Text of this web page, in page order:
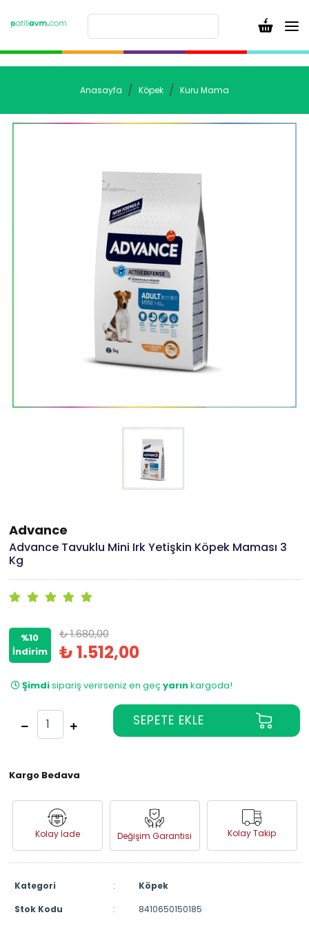
Anasayfa Köpek Kuru Mama
Advance
Advance Tavuklu Mini Irk Yetişkin Köpek Maması 3
Kg
%10
İndirim
₺ 1.680,00
₺ 1.512,00
Şimdisipariş verirseniz en geçyarınkargoda!
Kargo Bedava
Kolay İade Değişim Garantisi Kolay Takip
Kategori :
Köpek
Stok Kodu
:
8410650150185